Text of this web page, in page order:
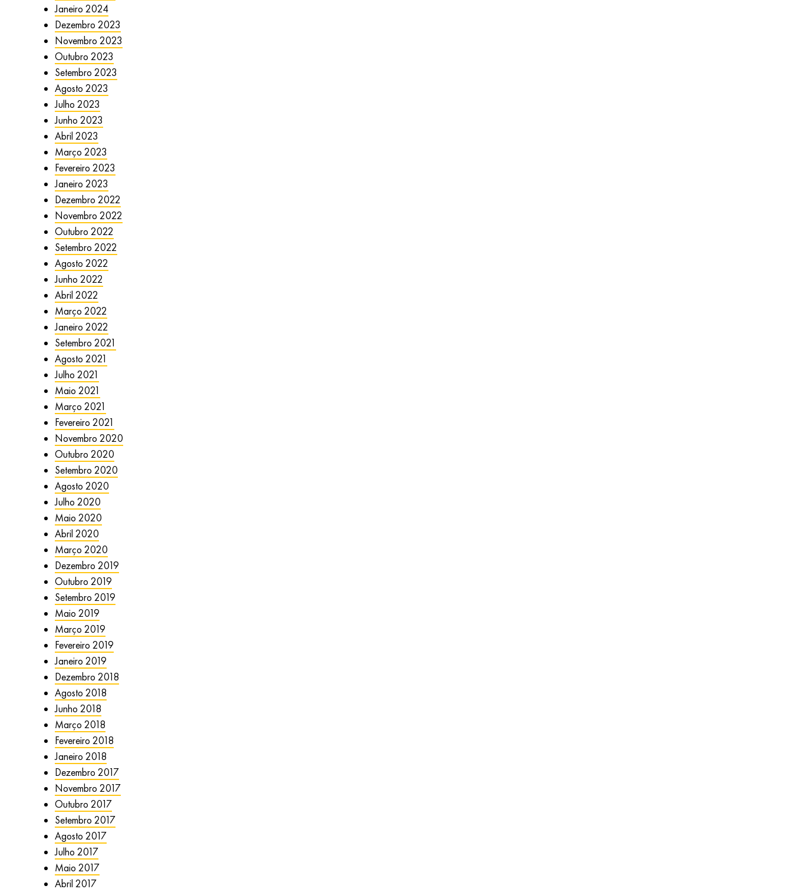
Janeiro 2024
Dezembro 2023
Novembro 2023
Outubro 2023
Setembro 2023
Agosto 2023
Julho 2023
Junho 2023
Abril 2023
Março 2023
Fevereiro 2023
Janeiro 2023
Dezembro 2022
Novembro 2022
Outubro 2022
Setembro 2022
Agosto 2022
Junho 2022
Abril 2022
Março 2022
Janeiro 2022
Setembro 2021
Agosto 2021
Julho 2021
Maio 2021
Março 2021
Fevereiro 2021
Novembro 2020
Outubro 2020
Setembro 2020
Agosto 2020
Julho 2020
Maio 2020
Abril 2020
Março 2020
Dezembro 2019
Outubro 2019
Setembro 2019
Maio 2019
Março 2019
Fevereiro 2019
Janeiro 2019
Dezembro 2018
Agosto 2018
Junho 2018
Março 2018
Fevereiro 2018
Janeiro 2018
Dezembro 2017
Novembro 2017
Outubro 2017
Setembro 2017
Agosto 2017
Julho 2017
Maio 2017
Abril 2017